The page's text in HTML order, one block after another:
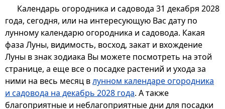
Календарь огородника и садовода 31 декабря 2028
года, сегодня, или на интересующую Вас дату по
лунному календарю огородника и садовода. Какая
фаза Луны, видимость, восход, закат и вхождение
Луны в знак зодиака Вы можете посмотреть на этой
странице, а еще все о посадке растений и ухода за
ними на весь месяц влунном календаре огородника
и садовода на декабрь 2028 года. А также
благоприятные и неблагоприятные дни для посадки